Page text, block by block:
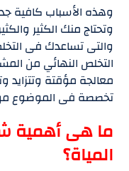
وهذه الأسباب كافية
وتحتاج منك الكثير
والتى تساعدك فى
التخلص النهائي من
معالجة مؤقتة
تخصصة فى الموضوع من
ما هى أهمية
المياة؟